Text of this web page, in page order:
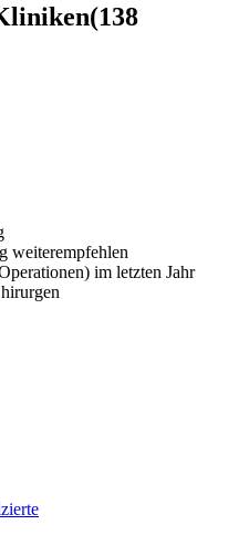
(138
weiterempfehlen
im letzten Jahr